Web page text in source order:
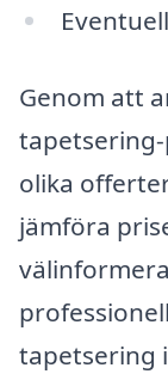
Genom att
olika
jämföra
tapetsering